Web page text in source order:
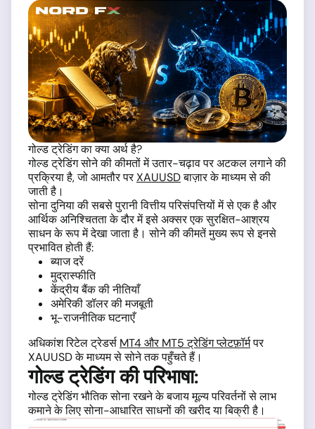
गोल्ड ट्रेडिंग का क्या अर्थ है?
गोल्ड ट्रेडिंग सोने की कीमतों में उतार-चढ़ाव पर अटकल लगाने की
प्रक्रिया है, जो आमतौर परXAUUSDबाज़ार के माध्यम से की
जाती है।
सोना दुनिया की सबसे पुरानी वित्तीय परिसंपत्तियों में से एक है और
आर्थिक अनिश्चितता के दौर में इसे अक्सर एक सुरक्षित-आश्रय
साधन के रूप में देखा जाता है। सोने की कीमतें मुख्य रूप से इनसे
प्रभावित होती हैं:
ब्याज दरें
मुद्रास्फीति
केंद्रीय बैंक की नीतियाँ
अमेरिकी डॉलर की मजबूती
भू-राजनीतिक घटनाएँ
अधिकांश रिटेल ट्रेडर्स MT4 और MT5 ट्रेडिंग प्लेटफ़ॉर्मपर
XAUUSD के माध्यम से सोने तक पहुँचते हैं।
गोल्ड ट्रेडिंग की परिभाषा:
गोल्ड ट्रेडिंग भौतिक सोना रखने के बजाय मूल्य परिवर्तनों से लाभ
कमाने के लिए सोना-आधारित साधनों की खरीद या बिक्री है।